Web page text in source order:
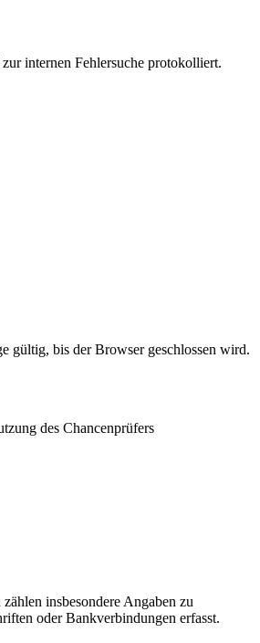
internen Fehlersuche protokolliert.
gültig, bis der Browser geschlossen wird.
des Chancenprüfers
insbesondere Angaben zu
oder Bankverbindungen erfasst.